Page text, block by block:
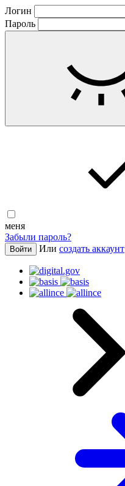
Логин
Пароль
меня
Забыли пароль?
Войти Или создать аккаунт